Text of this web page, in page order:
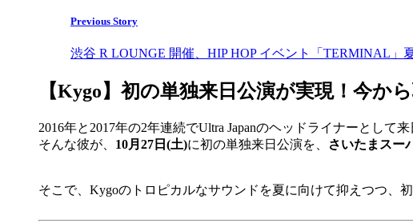
Previous Story
渋谷 R LOUNGE 開催、HIP HOP イベント「TERMINAL」
【Kygo】初の単独来日公演が実現！今か
2016年と2017年の2年連続でUltra Japanのヘッドライナーとして
そんな彼が、 10月27日(土)に初の単独来日公演を、 さいたまスー
そこで、Kygoのトロピカルなサウンドを夏に向けて抑えつつ、